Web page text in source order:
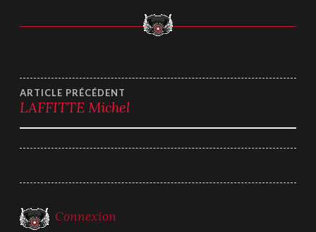
Navigation
de
ARTICLE PRÉCÉDENT
LAFFITTE Michel
Connexion